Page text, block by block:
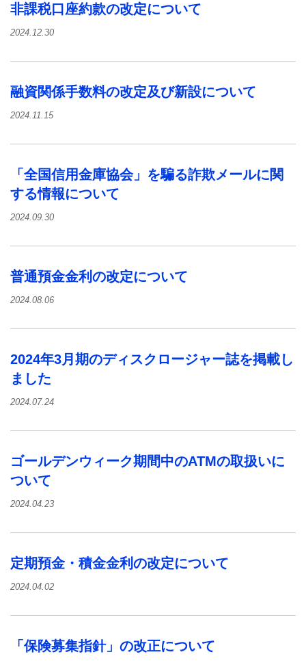
非課税口座約款の改定について
2024.12.30
融資関係手数料の改定及び新設について
2024.11.15
「全国信用金庫協会」を騙る詐欺メールに関
する情報について
2024.09.30
普通預金金利の改定について
2024.08.06
2024年3月期のディスクロージャー誌を掲載し
ました
2024.07.24
ゴールデンウィーク期間中のATMの取扱いに
ついて
2024.04.23
定期預金・積金金利の改定について
2024.04.02
「保険募集指針」の改正について